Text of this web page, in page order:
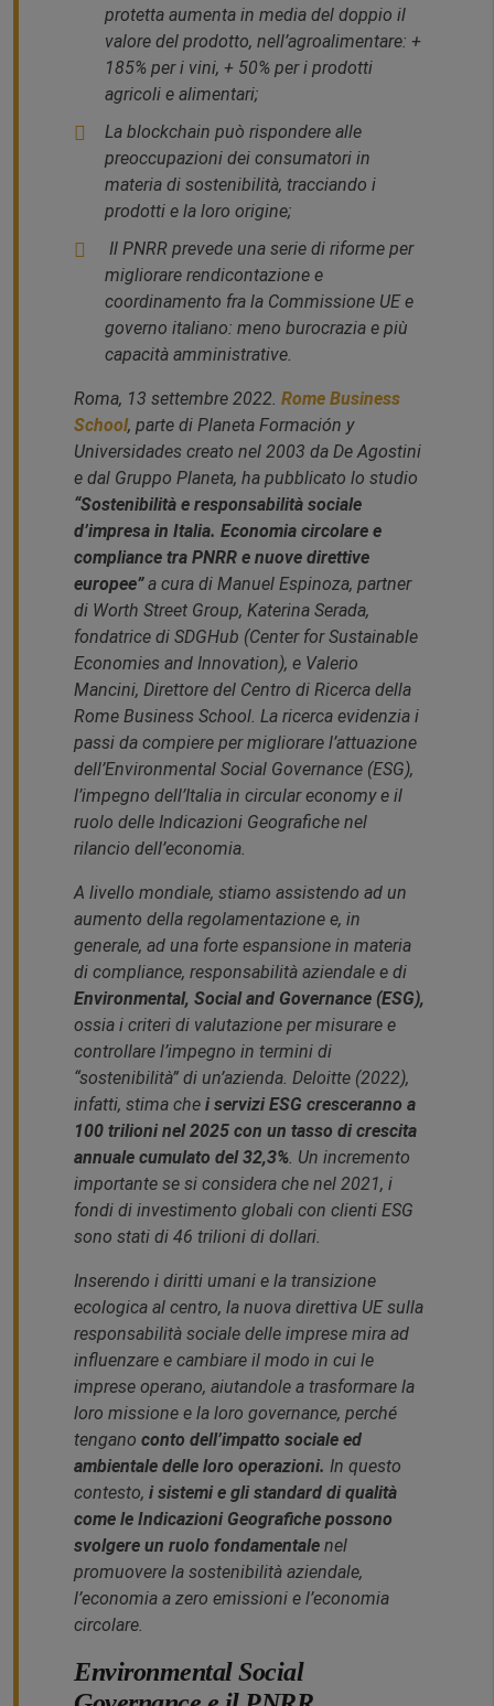
protetta aumenta in media del doppio il
valore del prodotto, nell’agroalimentare: +
185% per i vini, + 50% per i prodotti
agricoli e alimentari;
La blockchain può rispondere alle
preoccupazioni dei consumatori in
materia di sostenibilità, tracciando i
prodotti e la loro origine;
Il PNRR prevede una serie di riforme per
migliorare rendicontazione e
coordinamento fra la Commissione UE e
governo italiano: meno burocrazia e più
capacità amministrative.
Roma, 13 settembre 2022. Rome Business
School, parte di Planeta Formación y
Universidades creato nel 2003 da De Agostini
e dal Gruppo Planeta, ha pubblicato lo studio
“Sostenibilità e responsabilità sociale
d’impresa in Italia. Economia circolare e
compliance tra PNRR e nuove direttive
europee”a cura di Manuel Espinoza, partner
di Worth Street Group, Katerina Serada,
fondatrice di SDGHub (Center for Sustainable
Economies and Innovation), e Valerio
Mancini, Direttore del Centro di Ricerca della
Rome Business School. La ricerca evidenzia i
passi da compiere per migliorare l’attuazione
dell’Environmental Social Governance (ESG),
l’impegno dell’Italia in circular economy e il
ruolo delle Indicazioni Geografiche nel
rilancio dell’economia.
A livello mondiale, stiamo assistendo ad un
aumento della regolamentazione e, in
generale, ad una forte espansione in materia
di compliance, responsabilità aziendale e di
Environmental, Social and Governance (ESG),
ossia i criteri di valutazione per misurare e
controllare l’impegno in termini di
“sostenibilità” di un’azienda. Deloitte (2022),
infatti, stima che i servizi ESG cresceranno a
100 trilioni nel 2025 con un tasso di crescita
annuale cumulato del 32,3%. Un incremento
importante se si considera che nel 2021, i
fondi di investimento globali con clienti ESG
sono stati di 46 trilioni di dollari.
Inserendo i diritti umani e la transizione
ecologica al centro, la nuova direttiva UE sulla
responsabilità sociale delle imprese mira ad
influenzare e cambiare il modo in cui le
imprese operano, aiutandole a trasformare la
loro missione e la loro governance, perché
tengano conto dell’impatto sociale ed
ambientale delle loro operazioni. In questo
contesto, i sistemi e gli standard di qualità
come le Indicazioni Geografiche possono
svolgere un ruolo fondamentale nel
promuovere la sostenibilità aziendale,
l’economia a zero emissioni e l’economia
circolare.
Environmental Social